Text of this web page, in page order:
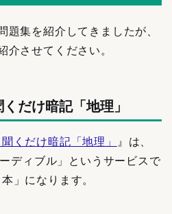
題集を紹介してきましたが、
介させてください。
だけ暗記「地理」
くだけ暗記「地理」
』は、
ディブル」というサービスで
」になります。